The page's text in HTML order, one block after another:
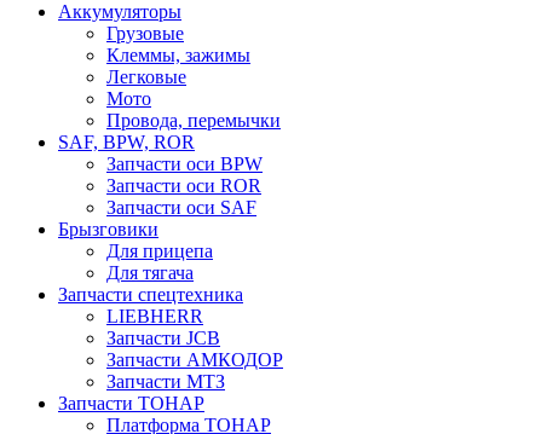
Аккумуляторы
Грузовые
Клеммы, зажимы
Легковые
Мото
Провода, перемычки
SAF, BPW, ROR
Запчасти оси BPW
Запчасти оси ROR
Запчасти оси SAF
Брызговики
Для прицепа
Для тягача
Запчасти спецтехника
LIEBHERR
Запчасти JCB
Запчасти АМКОДОР
Запчасти МТЗ
Запчасти ТОНАР
Платформа ТОНАР